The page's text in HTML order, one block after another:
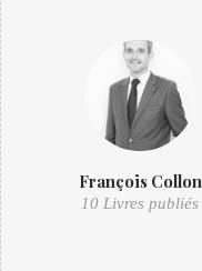
François Collon
10 Livres publiés